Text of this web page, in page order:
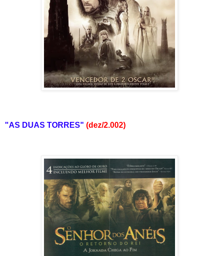
"AS DUAS TORRES" (dez/2.002)